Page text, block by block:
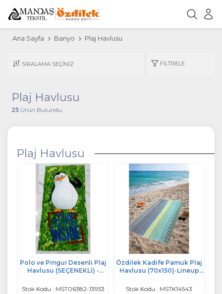
Ana Sayfa Banyo Plaj Havlusu
FILTRELE
Plaj Havlusu
25Ürün Bulundu
Plaj Havlusu
Polo ve Pingui Desenli Plaj
Havlusu (SEÇENEKLİ) -
Stok Kodu : MST06382-13953
Özdilek Kadife Pamuk Plaj
Havlusu (70x150)-Lineup
Stok Kodu : MSTK14543